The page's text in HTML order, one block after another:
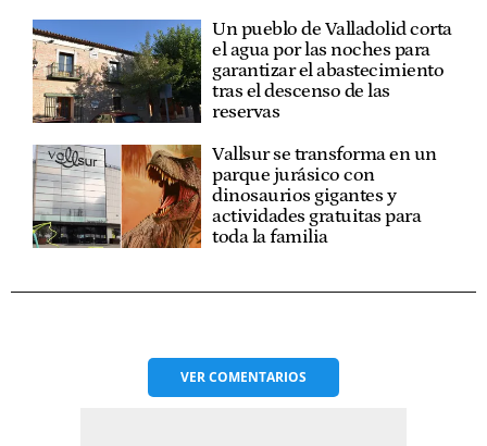
Un pueblo de Valladolid corta
el agua por las noches para
garantizar el abastecimiento
tras el descenso de las
reservas
Vallsur se transforma en un
parque jurásico con
dinosaurios gigantes y
actividades gratuitas para
toda la familia
VERCOMENTARIOS